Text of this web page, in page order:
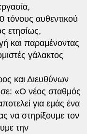
αυθεντικού
ετησίως,
και παραμένοντας
γάλακτος
και Διευθύνων
«Ο νέος σταθμός
για εμάς ένα
να στηρίξουμε τον
την